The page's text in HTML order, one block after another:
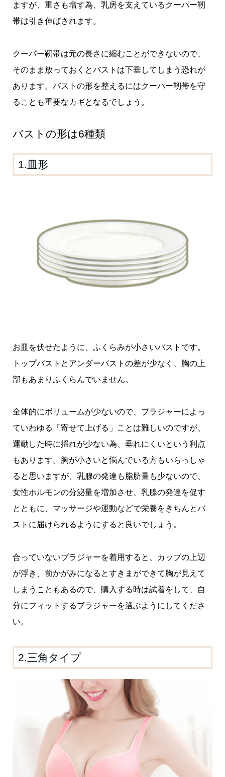
ますが、重さも増す為、乳房を支えているクーパー靭
帯は引き伸ばされます。
クーパー靭帯は元の長さに縮むことができないので、
そのまま放っておくとバストは下垂してしまう恐れが
あります。バストの形を整えるにはクーパー靭帯を守
ることも重要なカギとなるでしょう。
バストの形は6種類
1.皿形
お皿を伏せたように、ふくらみが小さいバストです。
トップバストとアンダーバストの差が少なく、胸の上
部もあまりふくらんでいません。
全体的にボリュームが少ないので、ブラジャーによっ
ていわゆる「寄せて上げる」ことは難しいのですが、
運動した時に揺れが少ない為、垂れにくいという利点
もあります。胸が小さいと悩んでいる方もいらっしゃ
ると思いますが、乳腺の発達も脂肪量も少ないので、
女性ホルモンの分泌量を増加させ、乳腺の発達を促す
とともに、マッサージや運動などで栄養をきちんとバ
ストに届けられるようにすると良いでしょう。
合っていないブラジャーを着用すると、カップの上辺
が浮き、前かがみになるとすきまができて胸が見えて
しまうこともあるので、購入する時は試着をして、自
分にフィットするブラジャーを選ぶようにしてくださ
い。
2.三角タイプ